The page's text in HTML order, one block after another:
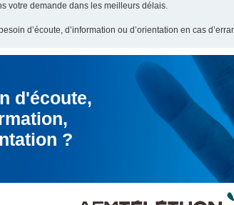
votre demande dans les meilleurs délais.
d’écoute, d’information ou d’orientation en cas
d'écoute,
?